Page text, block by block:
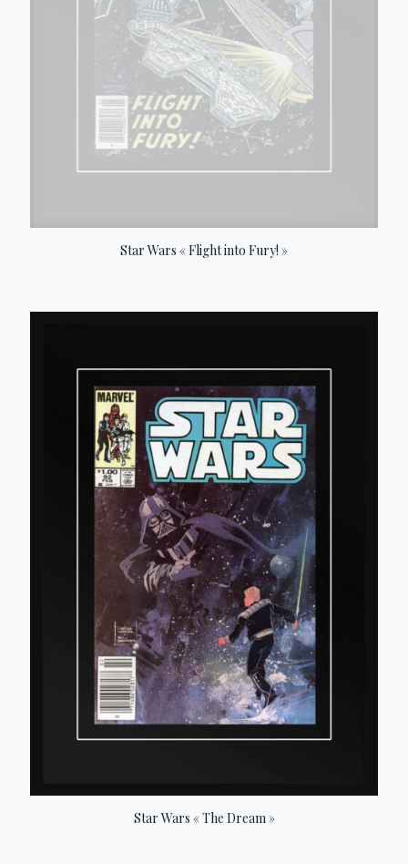
Star Wars « Flight into Fury! »
Star Wars « The Dream »